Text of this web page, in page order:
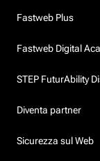
Fastweb Plus
Fastweb Digital
STEP FuturAbility
Diventa partner
Sicurezza sul Web